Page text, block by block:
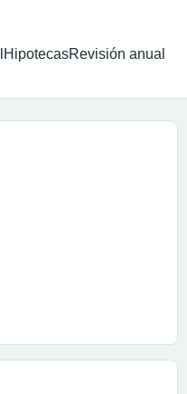
HipotecasRevisión anual